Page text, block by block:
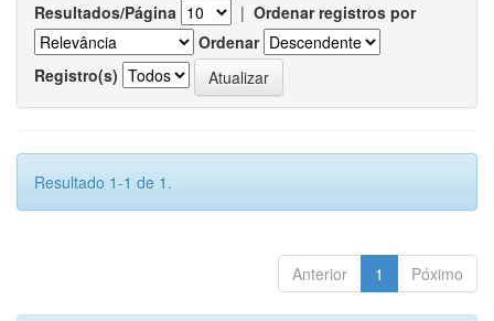
Resultados/Página | Ordenar registros por
Ordenar
Registro(s)
Resultado 1-1 de 1.
Anterior 1 Póximo